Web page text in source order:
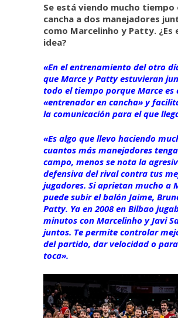
Se está viendo mucho tiempo
cancha a dos manejadores
como Marcelinho y Patty. ¿Es
idea?
«En el entrenamiento del otro
que Marce y Patty estuvieran
todo el tiempo porque Marce es
«entrenador en cancha» y
la comunicación para el que
«Es algo que llevo haciendo
cuantos más manejadores
campo, menos se nota la
defensiva del rival contra tus
jugadores. Si aprietan mucho a
puede subir el balón Jaime,
Patty. Ya en 2008 en Bilbao
minutos con Marcelinho y Javi
juntos. Te permite controlar
del partido, dar velocidad o
toca».